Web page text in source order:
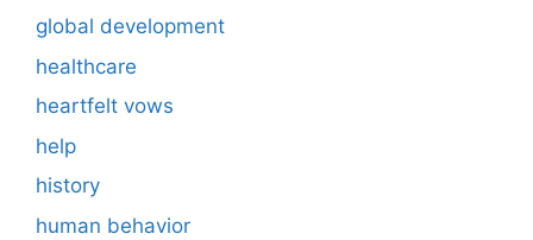
global development
healthcare
heartfelt vows
help
history
human behavior